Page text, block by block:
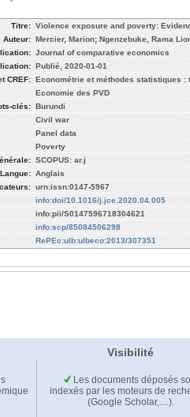
Titre: Violence exposure and poverty:
Auteur: Mercier, Marion; Ngenzebuke, Rama
Journal of comparative economics
Publié, 2020-01-01
CREF: Econométrie et méthodes statistiques :
Economie des PVD
clés: Burundi
Civil war
Panel data
Poverty
SCOPUS: ar.j
Langue: Anglais
urn:issn:0147-5967
info:doi/10.1016/j.jce.2020.04.005
info:pii/S0147596718304621
info:scp/85084506298
RePEc:ulb:ulbeco:2013/307351
Visibilité
Les documents déposés
indexés par les moteurs de
(Google Scholar,…).